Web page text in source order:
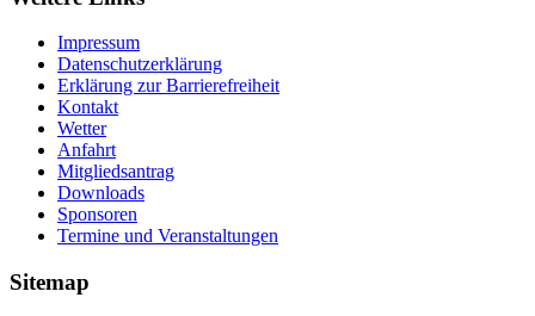
Impressum
Datenschutzerklärung
Erklärung zur Barriere­frei­heit
Kontakt
Wetter
Anfahrt
Mitgliedsantrag
Downloads
Sponsoren
Termine und Veranstaltungen
Sitemap